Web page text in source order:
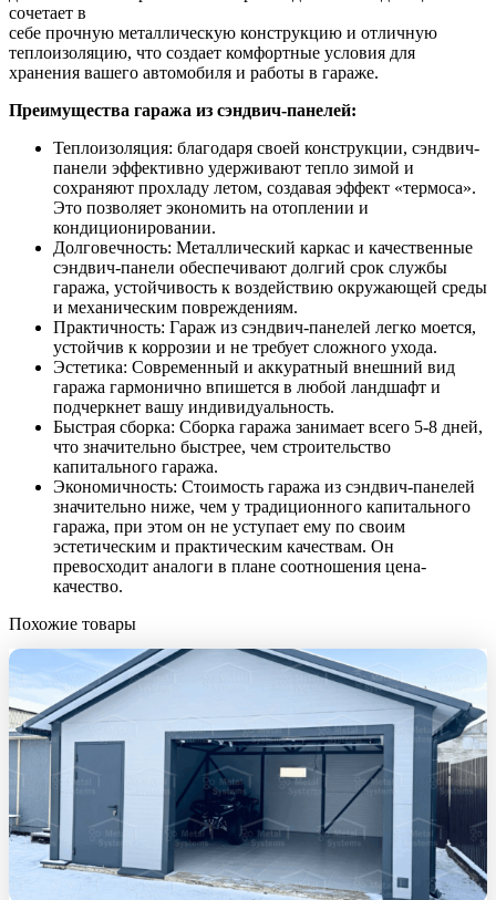
сочетает в
себе прочную металлическую конструкцию и отличную
теплоизоляцию, что создает комфортные условия для
хранения вашего автомобиля и работы в гараже.
Преимущества гаража из сэндвич-панелей:
Теплоизоляция: благодаря своей конструкции, сэндвич-
панели эффективно удерживают тепло зимой и
сохраняют прохладу летом, создавая эффект «термоса».
Это позволяет экономить на отоплении и
кондиционировании.
Долговечность: Металлический каркас и качественные
сэндвич-панели обеспечивают долгий срок службы
гаража, устойчивость к воздействию окружающей среды
и механическим повреждениям.
Практичность: Гараж из сэндвич-панелей легко моется,
устойчив к коррозии и не требует сложного ухода.
Эстетика: Современный и аккуратный внешний вид
гаража гармонично впишется в любой ландшафт и
подчеркнет вашу индивидуальность.
Быстрая сборка: Сборка гаража занимает всего 5-8 дней,
что значительно быстрее, чем строительство
капитального гаража.
Экономичность: Стоимость гаража из сэндвич-панелей
значительно ниже, чем у традиционного капитального
гаража, при этом он не уступает ему по своим
эстетическим и практическим качествам. Он
превосходит аналоги в плане соотношения цена-
качество.
Похожие товары